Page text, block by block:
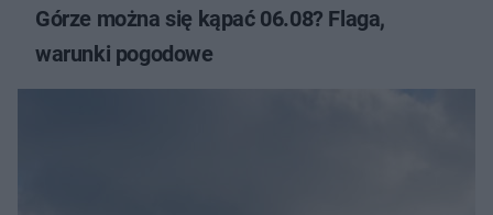
Górze można się kąpać 06.08? Flaga,
warunki pogodowe